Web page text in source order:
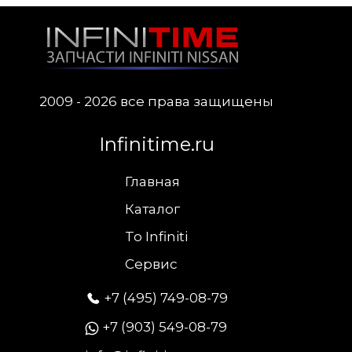
2009 - 2026 все права защищены
Infinitime.ru
Главная
Каталог
To Infiniti
Сервис
+7 (495) 749-08-79
+7 (903) 549-08-79